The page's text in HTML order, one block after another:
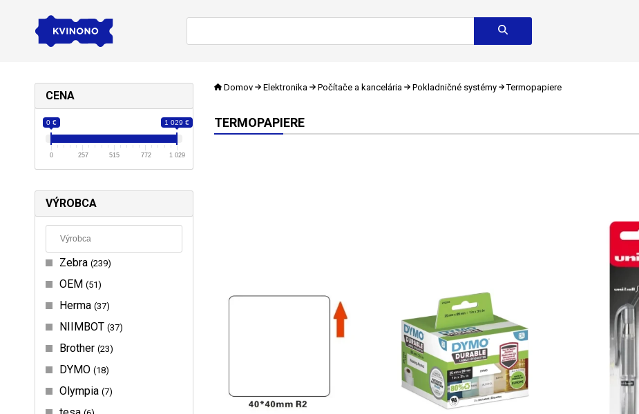
CENA
0 € 1 029 €
0 257 515 772 1 029
VÝROBCA
Zebra 239
OEM 51
Herma 37
NIIMBOT 37
Brother 23
DYMO 18
Olympia 7
Domov Elektronika Počítače a kancelária Pokladničné systémy Termopapiere
TERMOPAPIERE